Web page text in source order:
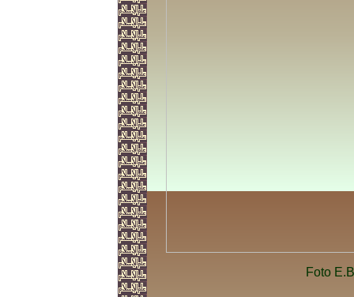
Foto